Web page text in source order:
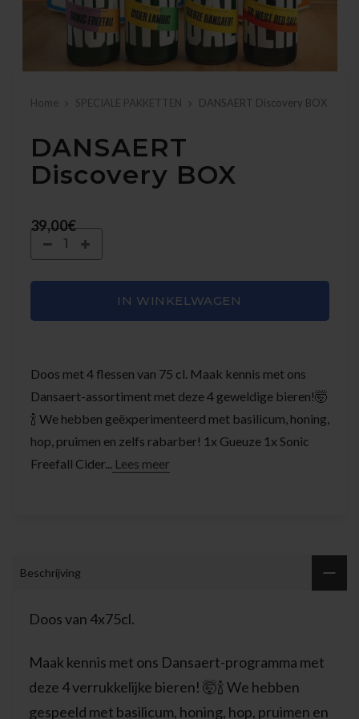
Home SPECIALE PAKKETTEN DANSAERT Discovery BOX
DANSAERT
Discovery BOX
39,00€
IN WINKELWAGEN
Doos met 4 flessen van 75 cl. Maak kennis met ons
Dansaert-assortiment met deze 4 geweldige bieren!🤯
🍾 We hebben geëxperimenteerd met basilicum, honing,
hop, pruimen en zelfs rabarber! 1x Gueuze 1x Sonic
Freefall Cider... Lees meer
Beschrijving
Doos van 4x75cl.
Maak kennis met ons Dansaert-programma met
deze 4 verrukkelijke bieren! 🤯🍾 We hebben
gespeeld met basilicum, honing, hop, pruimen en